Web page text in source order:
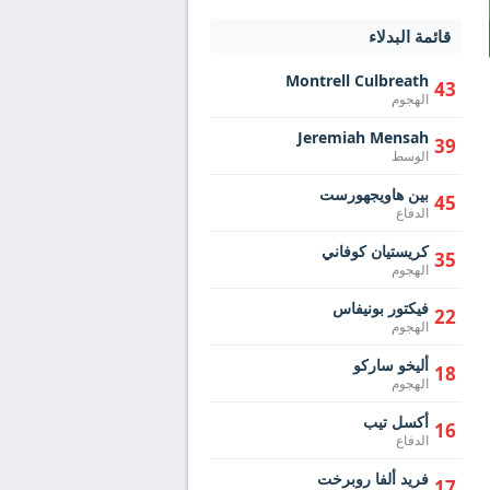
قائمة البدلاء
43
Montrell Culbreath
الهجوم
39
Jeremiah Mensah
الوسط
45 بين هاويجهورست
الدفاع
35 كريستيان كوفاني
الهجوم
22 فيكتور بونيفاس
الهجوم
18 أليخو ساركو
الهجوم
16 أكسل تيب
الدفاع
فريد ألفا روبرخت